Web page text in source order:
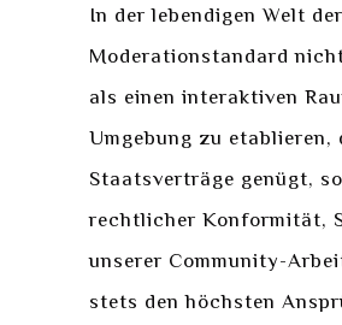
In der lebendigen Welt
Moderationstandard
als einen interaktiven
Umgebung zu
Staatsverträge genügt,
rechtlicher Konformität,
unserer Community-
stets den höchsten